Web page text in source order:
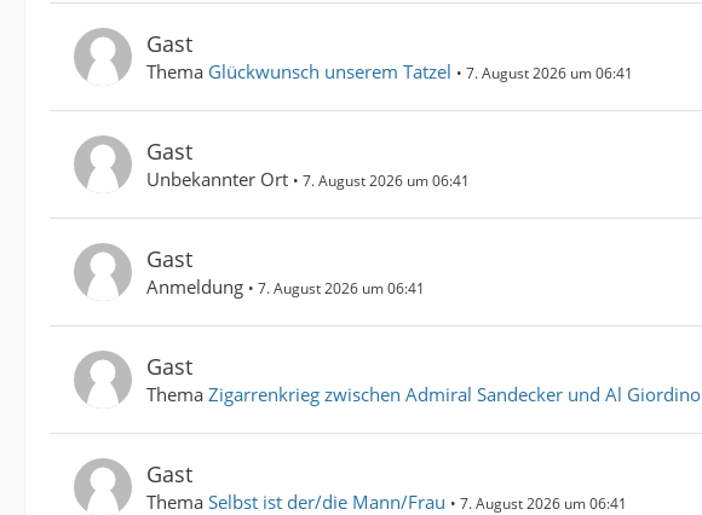
Gast
Thema Glückwunsch unserem Tatzel 7. August 2026 um 06:41
Gast
Unbekannter Ort 7. August 2026 um 06:41
Gast
Anmeldung 7. August 2026 um 06:41
Gast
Thema Zigarrenkrieg zwischen Admiral Sandecker und Al Giordino
Gast
Thema Selbst ist der/die Mann/Frau 7. August 2026 um 06:41